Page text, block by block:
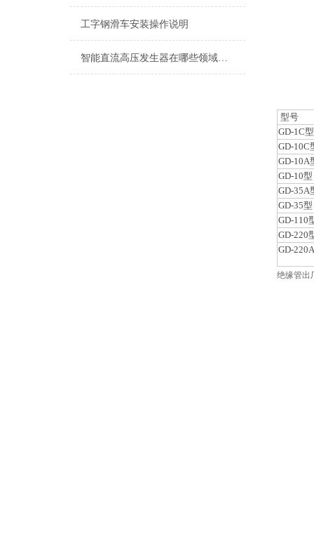
工字钢滑车安装操作说明
智能直流高压发生器在哪些领域有广泛的应用？
型号
GD-1C型
GD-10C
GD-10A
GD-10型
GD-35A
GD-35型
GD-110
GD-220
GD-
绝缘管出